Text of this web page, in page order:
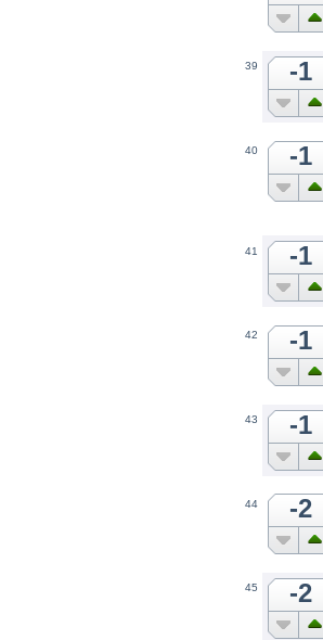
39 -1
40 -1
41 -1
42 -1
43 -1
44 -2
45 -2